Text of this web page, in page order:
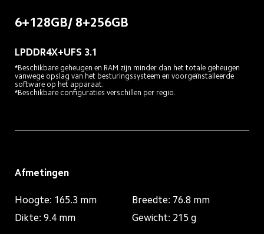
6+128GB/ 8+256GB
LPDDR4X+UFS 3.1
*Beschikbare geheugen en RAM zijn minder dan het totale geheugen
vanwege opslag van het besturingssysteem en voorgeïnstalleerde
software op het apparaat.
*Beschikbare configuraties verschillen per regio.
Afmetingen
Hoogte: 165.3 mm
Breedte: 76.8 mm
Dikte: 9.4 mm
Gewicht: 215 g